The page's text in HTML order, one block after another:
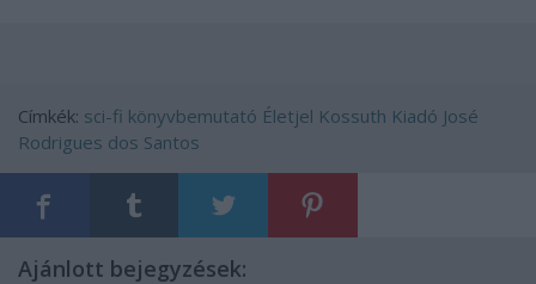
Címkék: sci-fi könyvbemutató Életjel Kossuth Kiadó José
Rodrigues dos Santos
Ajánlott bejegyzések: